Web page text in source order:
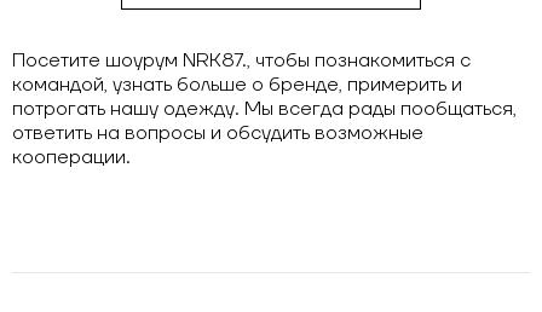
Посетите шоурум NRK87., чтобы познакомиться с
командой, узнать больше о бренде, примерить и
потрогать нашу одежду. Мы всегда рады пообщаться,
ответить на вопросы и обсудить возможные
кооперации.